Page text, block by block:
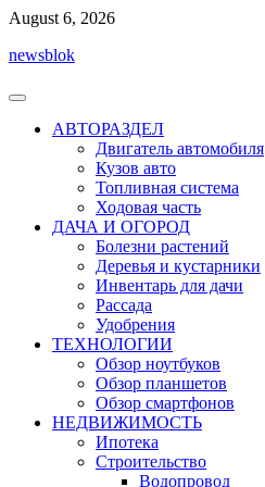
Перейти
содержимому
August 6, 2026
newsblok
АВТОРАЗДЕЛ
Двигатель автомобиля
Кузов авто
Топливная система
Ходовая часть
ДАЧА И ОГОРОД
Болезни растений
Деревья и кустарники
Инвентарь для дачи
Рассада
Удобрения
ТЕХНОЛОГИИ
Обзор ноутбуков
Обзор планшетов
Обзор смартфонов
НЕДВИЖИМОСТЬ
Ипотека
Строительство
Водопровод